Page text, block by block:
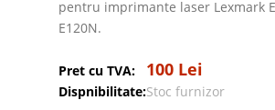
pentru imprimante laser Lexmark
E120N.
Pret cu TVA: 100 Lei
Dispnibilitate:Stoc furnizor